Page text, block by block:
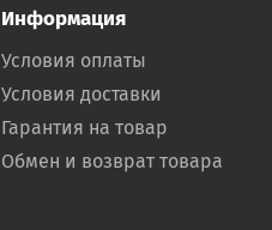
Информация
Условия оплаты
Условия доставки
Гарантия на товар
Обмен и возврат товара